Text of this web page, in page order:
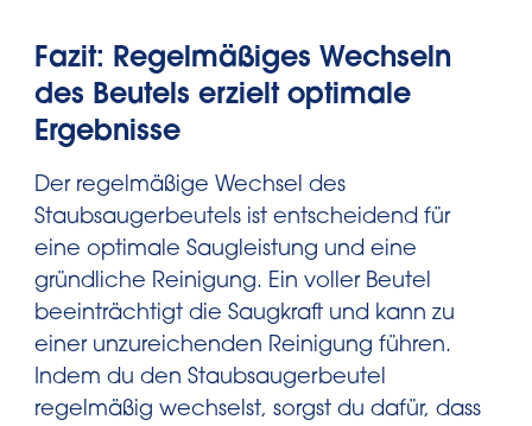
Fazit: Regelmäßiges Wechseln
des Beutels erzielt optimale
Ergebnisse
Der regelmäßige Wechsel des
Staubsaugerbeutels ist entscheidend für
eine optimale Saugleistung und eine
gründliche Reinigung. Ein voller Beutel
beeinträchtigt die Saugkraft und kann zu
einer unzureichenden Reinigung führen.
Indem du den Staubsaugerbeutel
regelmäßig wechselst, sorgst du dafür, dass